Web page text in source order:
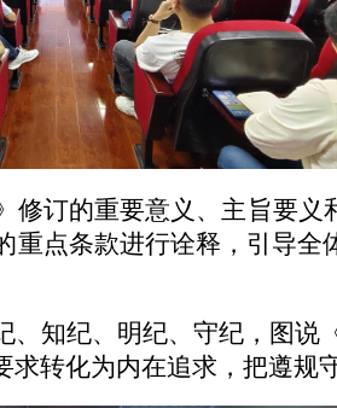
订的重要意义、主旨要
点条款进行诠释，引导
知纪、明纪、守纪，图
转化为内在追求，把遵规